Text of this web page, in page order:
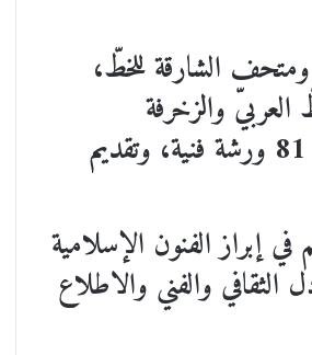
ومتحف الشارقة للخطّ،
والزخرفة
الإسلامية، وأماكن عرض أخرى في الإمارة، كما سيتم تنظيم 81 ورشة فنية، وتقديم
في إبراز الفنون الإسلامية
والفني والاطلاع